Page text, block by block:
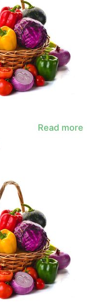
Read more